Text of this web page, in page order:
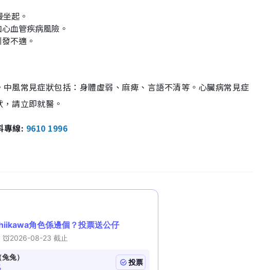
起。
血管疾病風險。
不適。
風常見症狀包括：身體虛弱、麻痺、言語不清等。心臟病常見症
請立即就醫。
專線: 9610 1996